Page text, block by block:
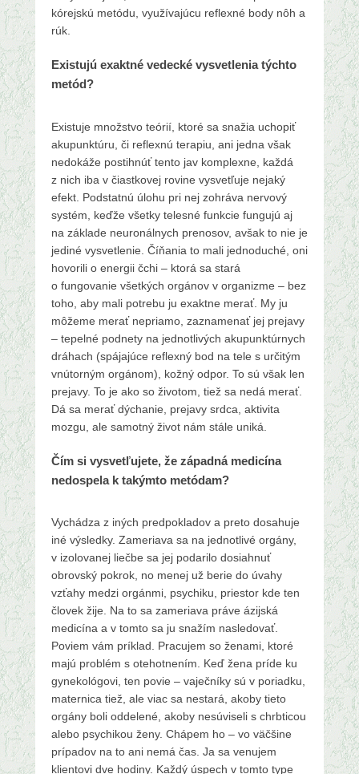
kórejskú metódu, využívajúcu reflexné body nôh a
rúk.
Existujú exaktné vedecké vysvetlenia týchto
metód?
Existuje množstvo teórií, ktoré sa snažia uchopiť
akupunktúru, či reflexnú terapiu, ani jedna však
nedokáže postihnúť tento jav komplexne, každá
z nich iba v čiastkovej rovine vysvetľuje nejaký
efekt. Podstatnú úlohu pri nej zohráva nervový
systém, keďže všetky telesné funkcie fungujú aj
na základe neuronálnych prenosov, avšak to nie je
jediné vysvetlenie. Číňania to mali jednoduché, oni
hovorili o energii čchi – ktorá sa stará
o fungovanie všetkých orgánov v organizme – bez
toho, aby mali potrebu ju exaktne merať. My ju
môžeme merať nepriamo, zaznamenať jej prejavy
– tepelné podnety na jednotlivých akupunktúrnych
dráhach (spájajúce reflexný bod na tele s určitým
vnútorným orgánom), kožný odpor. To sú však len
prejavy. To je ako so životom, tiež sa nedá merať.
Dá sa merať dýchanie, prejavy srdca, aktivita
mozgu, ale samotný život nám stále uniká.
Čím si vysvetľujete, že západná medicína
nedospela k takýmto metódam?
Vychádza z iných predpokladov a preto dosahuje
iné výsledky. Zameriava sa na jednotlivé orgány,
v izolovanej liečbe sa jej podarilo dosiahnuť
obrovský pokrok, no menej už berie do úvahy
vzťahy medzi orgánmi, psychiku, priestor kde ten
človek žije. Na to sa zameriava práve ázijská
medicína a v tomto sa ju snažím nasledovať.
Poviem vám príklad. Pracujem so ženami, ktoré
majú problém s otehotnením. Keď žena príde ku
gynekológovi, ten povie – vaječníky sú v poriadku,
maternica tiež, ale viac sa nestará, akoby tieto
orgány boli oddelené, akoby nesúviseli s chrbticou
alebo psychikou ženy. Chápem ho – vo väčšine
prípadov na to ani nemá čas. Ja sa venujem
klientovi dve hodiny. Každý úspech v tomto type